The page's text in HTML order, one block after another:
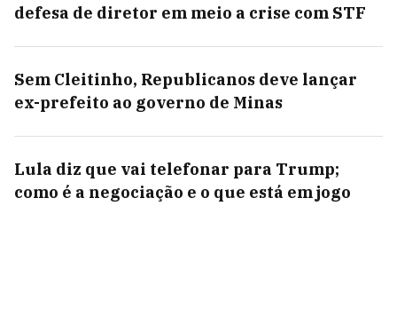
defesa de diretor em meio a crise com STF
Sem Cleitinho, Republicanos deve lançar
ex-prefeito ao governo de Minas
Lula diz que vai telefonar para Trump;
como é a negociação e o que está em jogo